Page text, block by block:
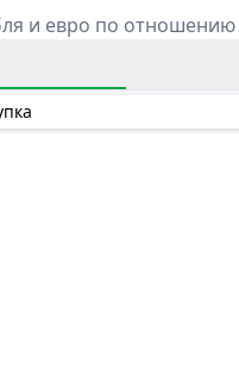
и евро по отношению